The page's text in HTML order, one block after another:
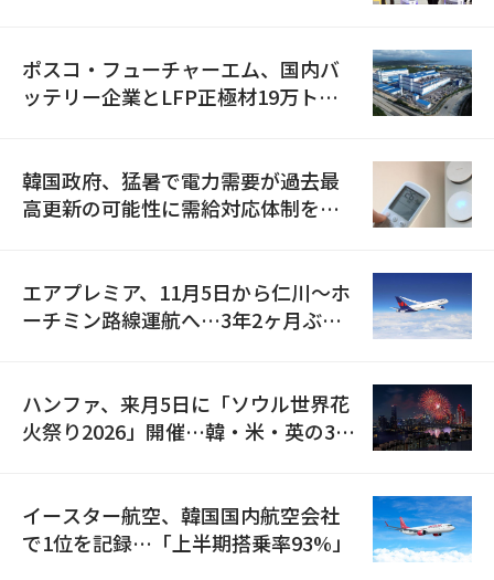
ポスコ・フューチャーエム、国内バ
ッテリー企業とLFP正極材19万トン
韓国政府、猛暑で電力需要が過去最
高更新の可能性に需給対応体制を点
エアプレミア、11月5日から仁川〜ホ
ーチミン路線運航へ…3年2ヶ月ぶり
ハンファ、来月5日に「ソウル世界花
火祭り2026」開催…韓・米・英の3カ
イースター航空、韓国国内航空会社
で1位を記録…「上半期搭乗率93%」